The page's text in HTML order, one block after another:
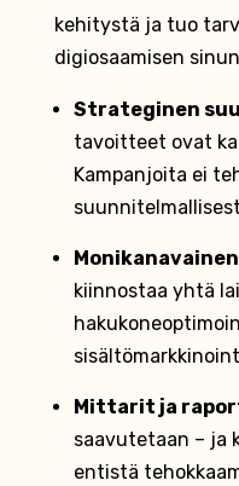
kehitystä ja tuo
digiosaamisen
Strateginen
tavoitteet ovat
Kampanjoita ei
kiinnostaa yhtä
Mittarit ja
saavutetaan – ja
entistä